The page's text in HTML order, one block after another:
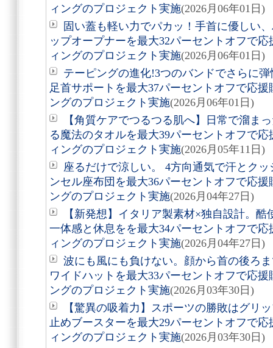
ィングのプロジェクト実施(2026月06年01日)
固い蓋も軽い力でパカッ！手首に優しい
ップオープナーを最大32パーセントオフで
ィングのプロジェクト実施(2026月06年01日)
テーピングの進化!3つのバンドでさらに
足首サポートを最大37パーセントオフで応
ングのプロジェクト実施(2026月06年01日)
【角質ケアでつるつる肌へ】日常で溜ま
る魔法のタオルを最大39パーセントオフで
ィングのプロジェクト実施(2026月05年11日)
座るだけで涼しい。 4方向通気で汗とク
ンセル座布団を最大36パーセントオフで応
ングのプロジェクト実施(2026月04年27日)
【新発想】イタリア製素材×独自設計。
一体感と休息をを最大34パーセントオフで
ィングのプロジェクト実施(2026月04年27日)
波にも風にも負けない。顔から首の後ろ
ワイドハットを最大33パーセントオフで応
ングのプロジェクト実施(2026月03年30日)
【驚異の吸着力】スポーツの勝敗はグリ
止めブースターを最大29パーセントオフで
ィングのプロジェクト実施(2026月03年30日)